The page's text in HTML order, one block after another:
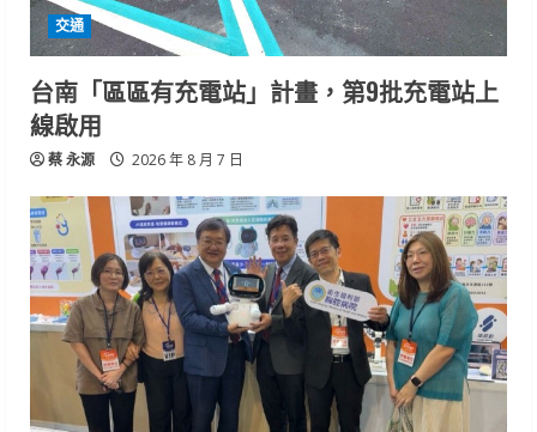
交通
台南「區區有充電站」計畫，第9批充電站上
線啟用
蔡 永源 2026 年 8 月 7 日